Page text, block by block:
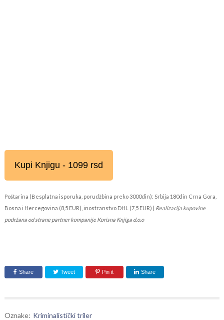
Kupi Knjigu - 1099 rsd
Poštarina (Besplatna isporuka, porudžbina preko 3000din): Srbija 180din Crna Gora,
Bosna i Hercegovina (8,5 EUR), inostranstvo DHL (7,5 EUR) | Realizacija kupovine
podržana od strane partner kompanije Korisna Knjiga d.o.o
Share Tweet Pin it Share
Oznake: Kriminalistički triler